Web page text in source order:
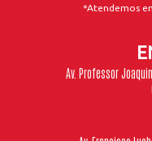
*Atendemos
Av. Professor